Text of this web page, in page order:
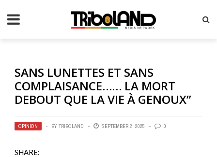
SANS LUNETTES ET SANS
COMPLAISANCE…… LA MORT
DEBOUT QUE LA VIE À GENOUX”
OPINION BY TRIBOLAND SEPTEMBER 2, 2025 0
SHARE: